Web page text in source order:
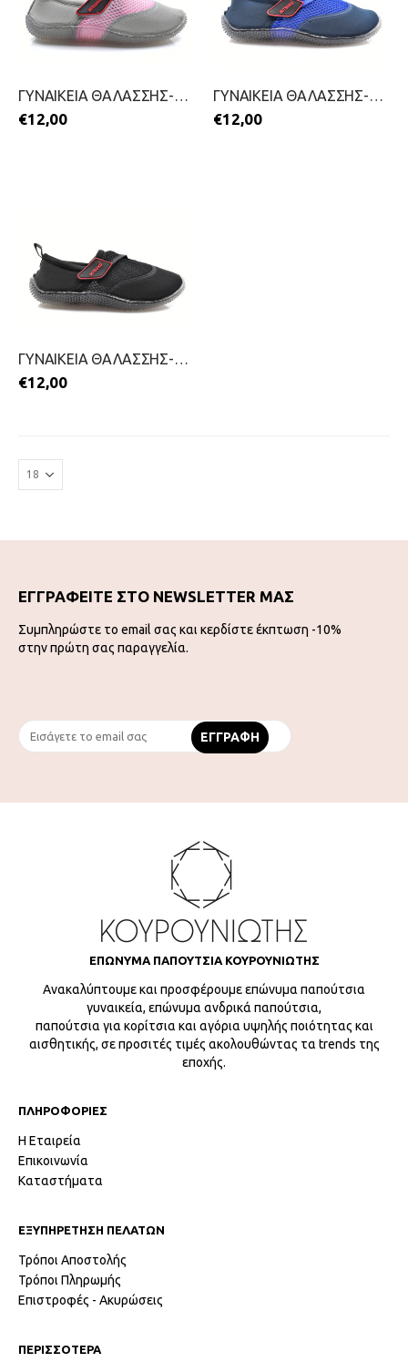
ΓΥΝΑΙΚΕΙΑ ΘΑΛΑΣΣΗΣ-MITSUKO-2199-0215-ΡΟΖ
€12,00
ΓΥΝΑΙΚΕΙΑ ΘΑΛΑΣΣΗΣ-MITSUKO-2199-0215-ΜΠΛΕ
€12,00
ΓΥΝΑΙΚΕΙΑ ΘΑΛΑΣΣΗΣ-MITSUKO-2199-0215-ΜΑΥΡΟ
€12,00
ΕΓΓΡΑΦΕΙΤΕ ΣΤΟ NEWSLETTER ΜΑΣ
Συμπληρώστε το email σας και κερδίστε έκπτωση -10%
στην πρώτη σας παραγγελία.
ΕΠΩΝΥΜΑ ΠΑΠΟΥΤΣΙΑ ΚΟΥΡΟΥΝΙΩΤΗΣ
Ανακαλύπτουμε και προσφέρουμε επώνυμα παπούτσια
γυναικεία, επώνυμα ανδρικά παπούτσια,
παπούτσια για κορίτσια και αγόρια υψηλής ποιότητας και
αισθητικής, σε προσιτές τιμές ακολουθώντας τα trends της
εποχής.
ΠΛΗΡΟΦΟΡΙΕΣ
Η Εταιρεία
Επικοινωνία
Καταστήματα
ΕΞΥΠΗΡΕΤΗΣΗ ΠΕΛΑΤΩΝ
Τρόποι Αποστολής
Τρόποι Πληρωμής
Επιστροφές - Ακυρώσεις
ΠΕΡΙΣΣΟΤΕΡΑ